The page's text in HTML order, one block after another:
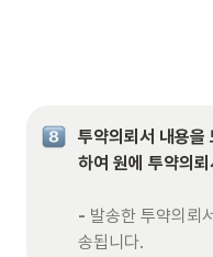
투약의뢰서 내용을
하여 원에 투약의
- 발송한 투약의뢰
송됩니다.